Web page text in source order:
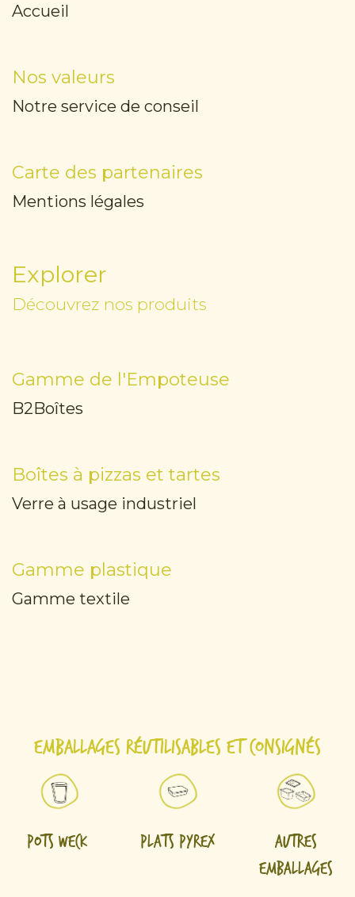
Accueil
Nos valeurs
Notre service de conseil
Carte des partenaires
Mentions légales
Explorer
Découvrez nos produits
Gamme de l'Empoteuse
B2Boîtes
Boîtes à pizzas et tartes
Verre à usage industriel
Gamme plastique
Gamme textile
Emballages réutilisables et consignés
Pots Weck Plats Pyrex
Autres
emballages